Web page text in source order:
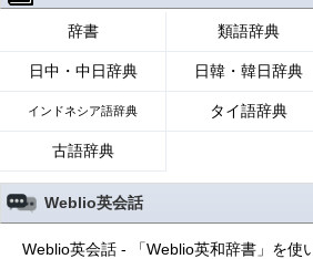
辞書 類語辞典
日中・中日辞典 日韓・韓日辞典
インドネシア語辞典 タイ語辞典
古語辞典
Weblio英会話
Weblio英会話 - 「Weblio英和辞書」を使